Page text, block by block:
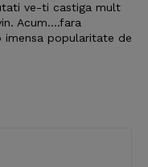
ve-ti castiga mult
Acum….fara
imensa popularitate de